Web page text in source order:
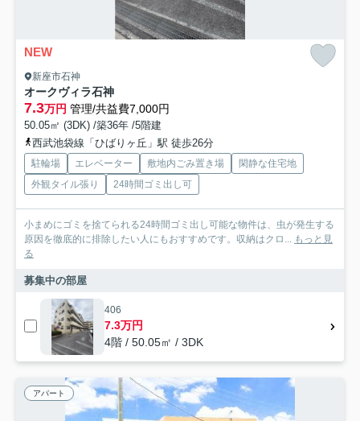
NEW
新座市石神
オークヴィラ石神
7.3万円 管理/共益費7,000円
50.05㎡ (3DK) /築36年 /5階建
西武池袋線「ひばりヶ丘」駅 徒歩26分
駐輪場 エレベーター 敷地内ごみ置き場
閑静な住宅地
外観タイル張り
24時間ゴミ出し可
小まめにゴミを捨てられる24時間ゴミ出し可能な物件は、虫が発生する
原因を徹底的に排除したい人にもおすすめです。収納はクロ...
もっと見
る
募集中の部屋
406
7.3万円
4階 / 50.05㎡ / 3DK
アパート